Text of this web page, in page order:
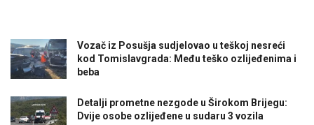
Vozač iz Posušja sudjelovao u teškoj nesreći
kod Tomislavgrada: Među teško ozlijeđenima i
beba
Detalji prometne nezgode u Širokom Brijegu:
Dvije osobe ozlijeđene u sudaru 3 vozila